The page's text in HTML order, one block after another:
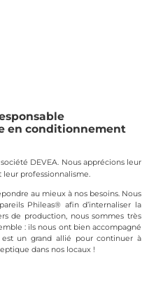
en conditionnement
DEVEA. Nous apprécions leur
professionnalisme.
au mieux à nos besoins. Nous
Phileas® afin d’internaliser la
de production, nous sommes très
: ils nous ont bien accompagné
un grand allié pour continuer à
dans nos locaux !